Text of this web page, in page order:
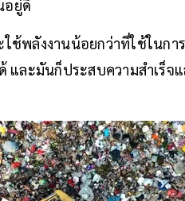
อยู่ดี
ใช้พลังงานน้อยกว่าที่ใช้ในก
ละมันก็ประสบความสำเร็จ